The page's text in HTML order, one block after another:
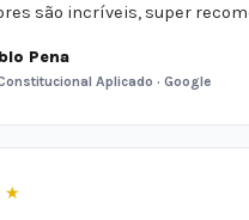
são incríveis, super
Pena
Aplicado · Google